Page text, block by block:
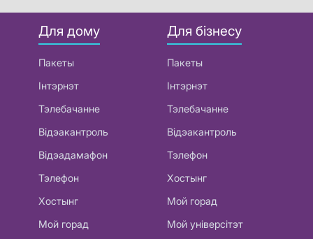
Для дому
Пакеты
Інтэрнэт
Тэлебачанне
Відэакантроль
Відэадамафон
Тэлефон
Хостынг
Мой горад
Для бізнесу
Пакеты
Інтэрнэт
Тэлебачанне
Відэакантроль
Тэлефон
Хостынг
Мой горад
Мой універсітэт